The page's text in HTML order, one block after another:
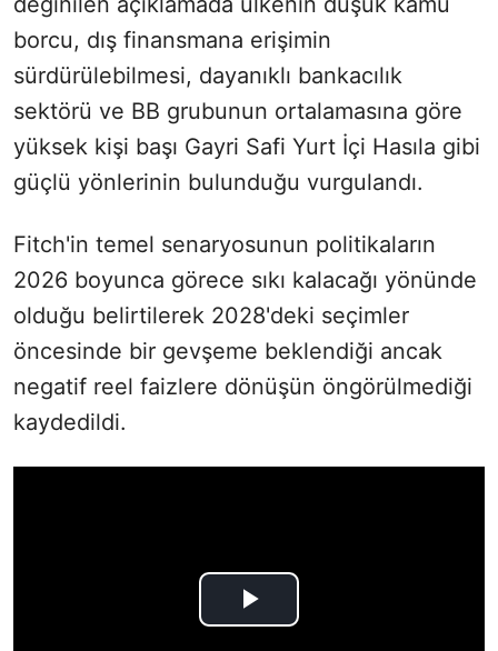
borcu, dış finansmana erişimin
sürdürülebilmesi, dayanıklı bankacılık
sektörü ve BB grubunun ortalamasına göre
yüksek kişi başı Gayri Safi Yurt İçi Hasıla gibi
güçlü yönlerinin bulunduğu vurgulandı.
Fitch'in temel senaryosunun politikaların
2026 boyunca görece sıkı kalacağı yönünde
olduğu belirtilerek 2028'deki seçimler
öncesinde bir gevşeme beklendiği ancak
negatif reel faizlere dönüşün öngörülmediği
kaydedildi.